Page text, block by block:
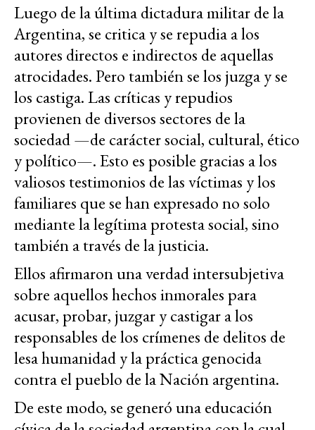
Luego de la última dictadura militar de la
Argentina, se critica y se repudia a los
autores directos e indirectos de aquellas
atrocidades. Pero también se los juzga y se
los castiga. Las críticas y repudios
provienen de diversos sectores de la
sociedad —de carácter social, cultural, ético
y político—. Esto es posible gracias a los
valiosos testimonios de las víctimas y los
familiares que se han expresado no solo
mediante la legítima protesta social, sino
también a través de la justicia.
Ellos afirmaron una verdad intersubjetiva
sobre aquellos hechos inmorales para
acusar, probar, juzgar y castigar a los
responsables de los crímenes de delitos de
lesa humanidad y la práctica genocida
contra el pueblo de la Nación argentina.
De este modo, se generó una educación